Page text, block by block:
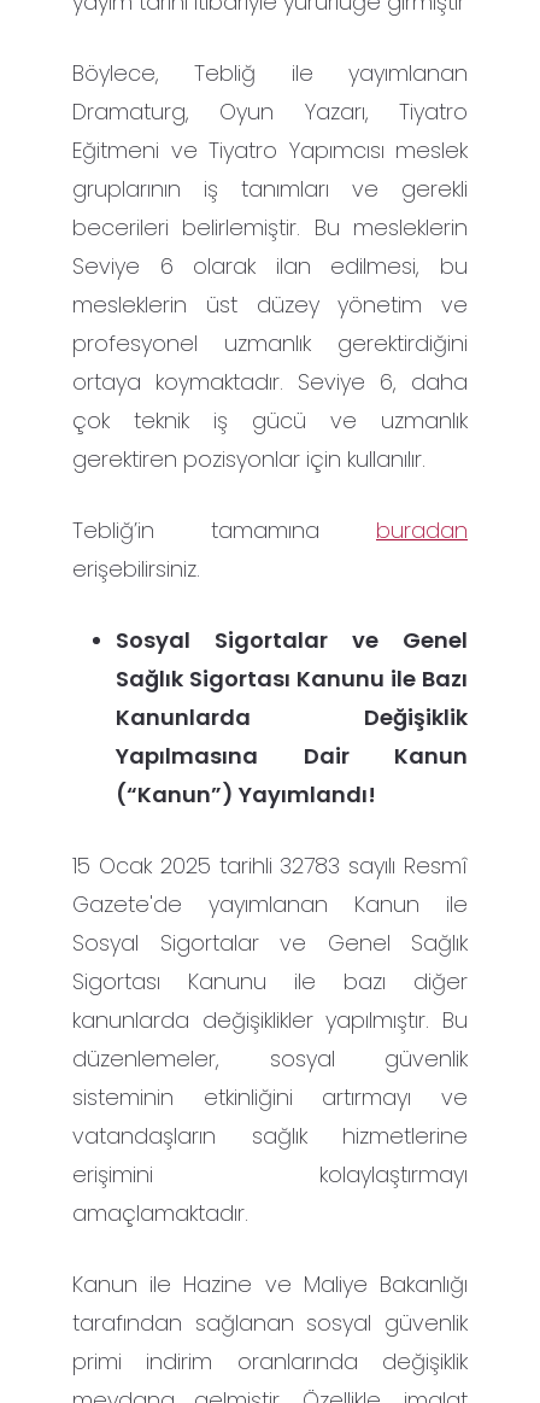
Böylece, Tebliğ ile yayımlanan
Dramaturg, Oyun Yazarı, Tiyatro
Eğitmeni ve Tiyatro Yapımcısı meslek
gruplarının iş tanımları ve gerekli
becerileri belirlemiştir. Bu mesleklerin
Seviye 6 olarak ilan edilmesi, bu
mesleklerin üst düzey yönetim ve
profesyonel uzmanlık gerektirdiğini
ortaya koymaktadır. Seviye 6, daha
çok teknik iş gücü ve uzmanlık
gerektiren pozisyonlar için kullanılır.
Tebliğ’in tamamına buradan
erişebilirsiniz.
Sosyal Sigortalar ve Genel
Sağlık Sigortası Kanunu ile Bazı
Kanunlarda Değişiklik
Yapılmasına Dair Kanun
(“Kanun”) Yayımlandı!
15 Ocak 2025 tarihli 32783 sayılı Resmî
Gazete'de yayımlanan Kanun ile
Sosyal Sigortalar ve Genel Sağlık
Sigortası Kanunu ile bazı diğer
kanunlarda değişiklikler yapılmıştır. Bu
düzenlemeler, sosyal güvenlik
sisteminin etkinliğini artırmayı ve
vatandaşların sağlık hizmetlerine
erişimini kolaylaştırmayı
amaçlamaktadır.
Kanun ile Hazine ve Maliye Bakanlığı
tarafından sağlanan sosyal güvenlik
primi indirim oranlarında değişiklik